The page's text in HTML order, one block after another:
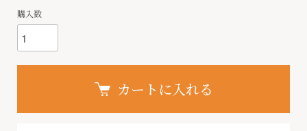
購入数
カートに入れる